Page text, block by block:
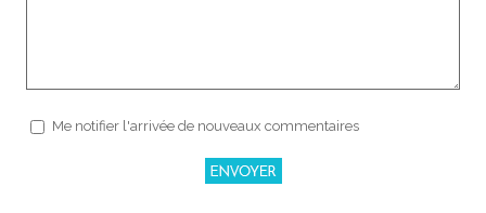
Me notifier l'arrivée de nouveaux commentaires